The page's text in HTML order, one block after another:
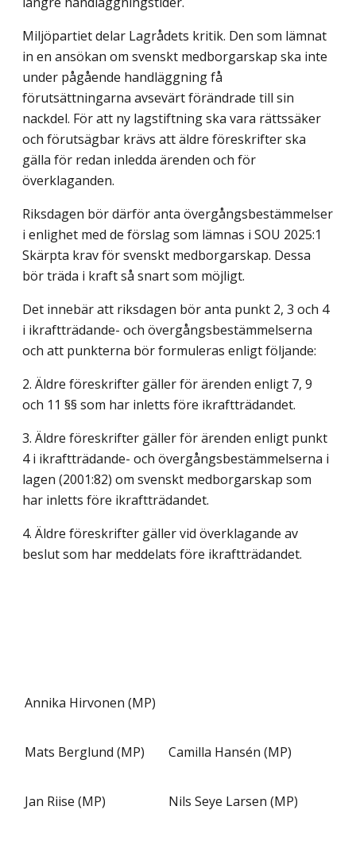
Miljöpartiet delar Lagrådets kritik. Den som lämnat
in en ansökan om svenskt medborgarskap ska inte
under pågående handläggning få
förutsättningarna avsevärt förändrade till sin
nackdel. För att ny lagstiftning ska vara rättssäker
och förutsägbar krävs att äldre föreskrifter ska
gälla för redan inledda ärenden och för
överklaganden.
Riksdagen bör därför anta övergångsbestämmelser
i enlighet med de förslag som lämnas i SOU 2025:1
Skärpta krav för svenskt medborgarskap. Dessa
bör träda i kraft så snart som möjligt.
Det innebär att riksdagen bör anta punkt 2, 3 och 4
i ikraftträdande- och övergångsbestämmelserna
och att punkterna bör formuleras enligt följande:
2. Äldre föreskrifter gäller för ärenden enligt 7, 9
och 11 §§ som har inletts före ikraftträdandet.
3. Äldre föreskrifter gäller för ärenden enligt punkt
4 i ikraftträdande- och övergångsbestämmelserna i
lagen (2001:82) om svenskt medborgarskap som
har inletts före ikraftträdandet.
4. Äldre föreskrifter gäller vid överklagande av
beslut som har meddelats före ikraftträdandet.
Annika Hirvonen (MP)
Mats Berglund (MP) Camilla Hansén (MP)
Jan Riise (MP) Nils Seye Larsen (MP)